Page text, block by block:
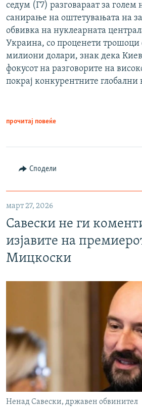
седум (Г7) разговараат за голем
санирање на оштетувањата на
обвивка на нуклеарната
Украина, со проценети трошоци
милиони долари, знак дека Киев
фокусот на разговорите на
покрај конкурентните глобални
прочитај повеќе
Сподели
март 27, 2026
Савески не ги
изјавите на
Мицкоски
Ненад Савески, државен обвинител